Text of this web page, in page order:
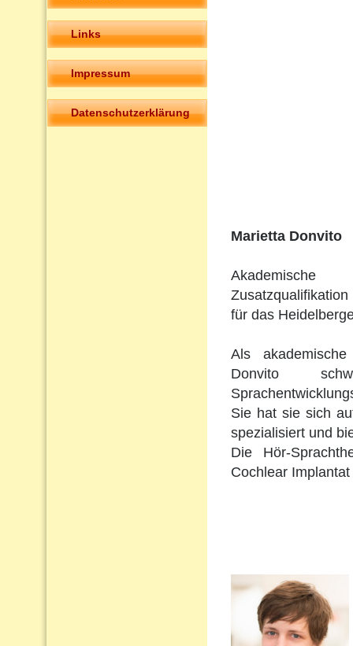
Links
Impressum
Datenschutzerklärung
Marietta Donvito
für das
Als
Donvito
Sie hat sie sich
spezialisiert und
Die Hör-
Cochlear